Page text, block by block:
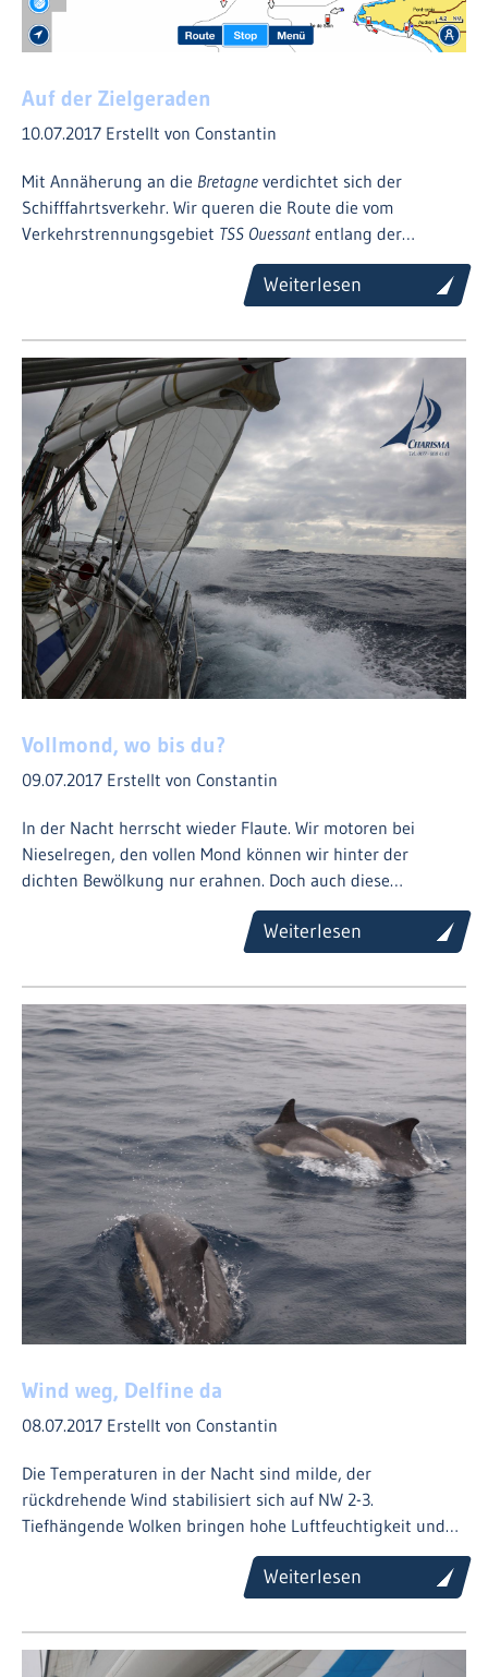
Auf der Zielgeraden
10.07.2017 Erstellt von Constantin
Mit Annäherung an die Bretagne verdichtet sich der
Schifffahrtsverkehr. Wir queren die Route die vom
Verkehrstrennungsgebiet TSS Ouessant entlang der…
Weiterlesen
Vollmond, wo bis du?
09.07.2017 Erstellt von Constantin
In der Nacht herrscht wieder Flaute. Wir motoren bei
Nieselregen, den vollen Mond können wir hinter der
dichten Bewölkung nur erahnen. Doch auch diese…
Weiterlesen
Wind weg, Delfine da
08.07.2017 Erstellt von Constantin
Die Temperaturen in der Nacht sind milde, der
rückdrehende Wind stabilisiert sich auf NW 2-3.
Tiefhängende Wolken bringen hohe Luftfeuchtigkeit und…
Weiterlesen